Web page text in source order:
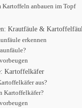
anbauen im Topf
Krautfäule &
erkennen
Kartoffelkäfer
aus?
Kartoffelkäfer?